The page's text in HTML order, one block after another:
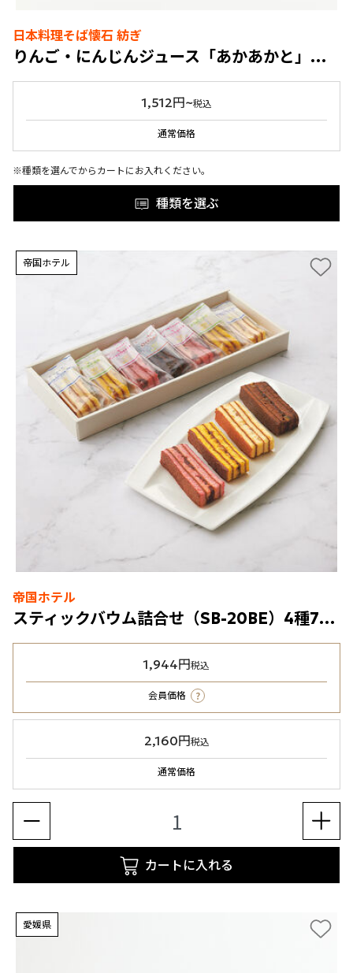
日本料理そば懐石 紡ぎ
りんご・にんじんジュース「あかあかと」「いろふかし」詰合せ
1,512円~税込
通常価格
※種類を選んでからカートにお入れください。
種類を選ぶ
帝国ホテル
帝国ホテル
スティックバウム詰合せ（SB-20BE）4種7個入
1,944円税込
会員価格 ?
2,160円税込
通常価格
カートに入れる
愛媛県